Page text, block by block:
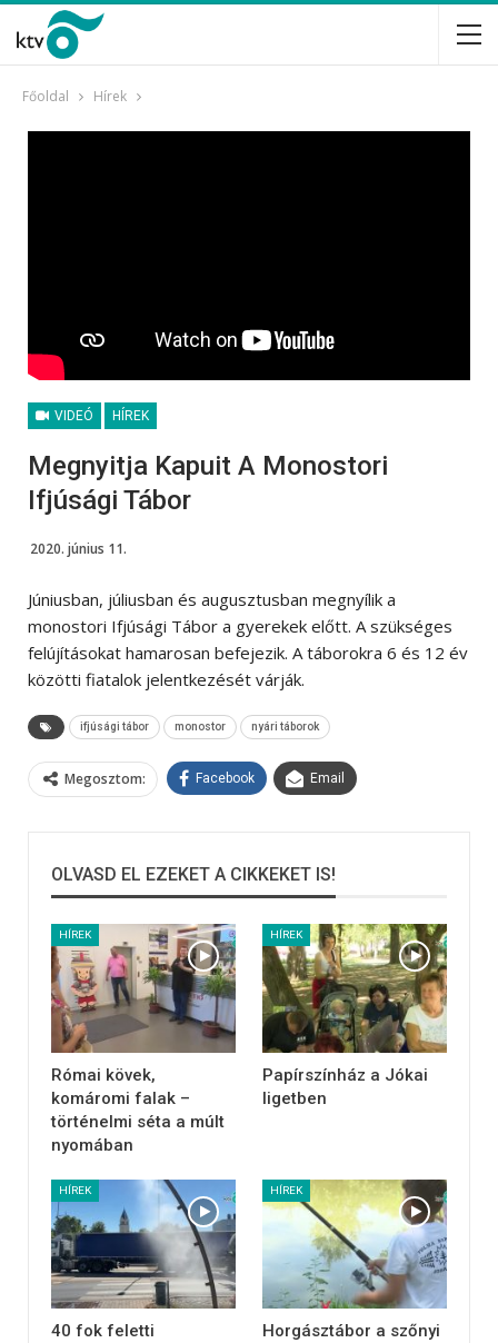
Főoldal Hírek
VIDEÓ HÍREK
Megnyitja Kapuit A Monostori
Ifjúsági Tábor
2020. június 11.
Júniusban, júliusban és augusztusban megnyílik a
monostori Ifjúsági Tábor a gyerekek előtt. A szükséges
felújításokat hamarosan befejezik. A táborokra 6 és 12 év
közötti fiatalok jelentkezését várják.
ifjúsági tábor monostor nyári táborok
Megosztom: Facebook Email
OLVASD EL EZEKET A CIKKEKET IS!
HÍREK
Római kövek,
komáromi falak –
történelmi séta a múlt
nyomában
HÍREK
Papírszínház a Jókai
ligetben
HÍREK
40 fok feletti
HÍREK
Horgásztábor a szőnyi